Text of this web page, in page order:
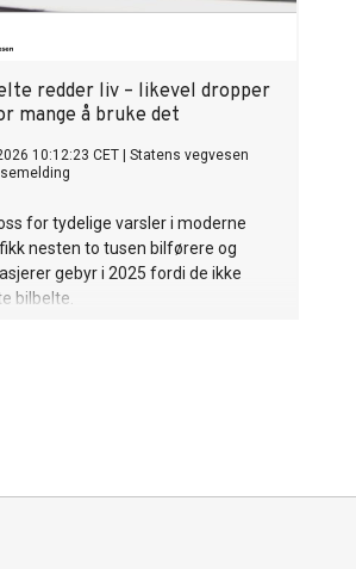
redder liv – likevel dropper
mange å bruke det
10:12:23 CET
Statens vegvesen
for tydelige varsler i moderne
nesten to tusen bilførere og
gebyr i 2025 fordi de ikke
bilbelte.